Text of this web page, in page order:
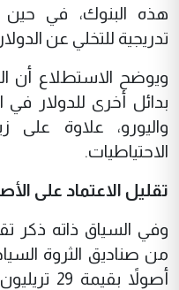
هذه البنوك، في حين
تدريجية للتخلي عن
ويوضح الاستطلاع أن
بدائل أخرى للدولار في
واليورو، علاوة
الاحتياطيات.
تقليل الاعتماد على
وفي السياق ذاته ذكر
من صناديق الثروة
أصولاً